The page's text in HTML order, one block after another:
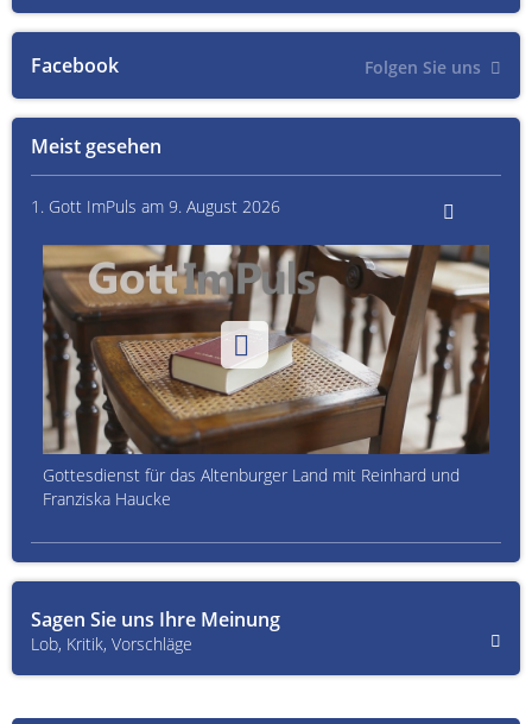
Meist gesehen
1. Gott ImPuls am 9. August 2026
Gottesdienst für das Altenburger Land mit Reinhard und
Franziska Haucke
Facebook Folgen Sie uns
Sagen Sie uns Ihre Meinung
Lob, Kritik, Vorschläge